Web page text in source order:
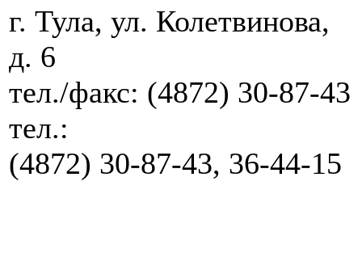
г. Тула, ул. Колетвинова,
д. 6
тел./факс: (4872) 30-87-43
тел.:
(4872) 30-87-43, 36-44-15